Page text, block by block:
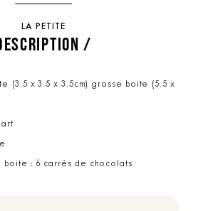
LA PETITE
/
(3.5 x 3.5 x 3.5cm) grosse boite (5.5 x
art
boite : 6 carrés de chocolats